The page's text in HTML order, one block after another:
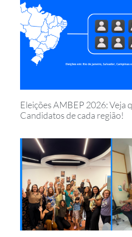
Eleições AMBEP 2026: Veja
Candidatos de cada região!